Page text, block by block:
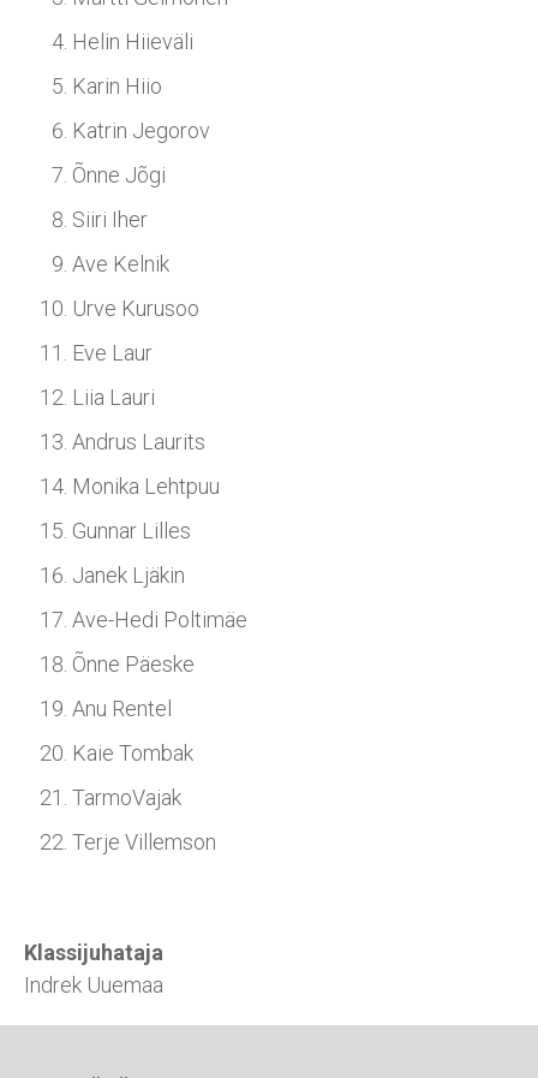
Helin Hiieväli
Karin Hiio
Katrin Jegorov
Õnne Jõgi
Siiri Iher
Ave Kelnik
Urve Kurusoo
Eve Laur
Liia Lauri
Andrus Laurits
Monika Lehtpuu
Gunnar Lilles
Janek Ljäkin
Ave-Hedi Poltimäe
Õnne Päeske
Anu Rentel
Kaie Tombak
TarmoVajak
Terje Villemson
Klassijuhataja
Indrek Uuemaa